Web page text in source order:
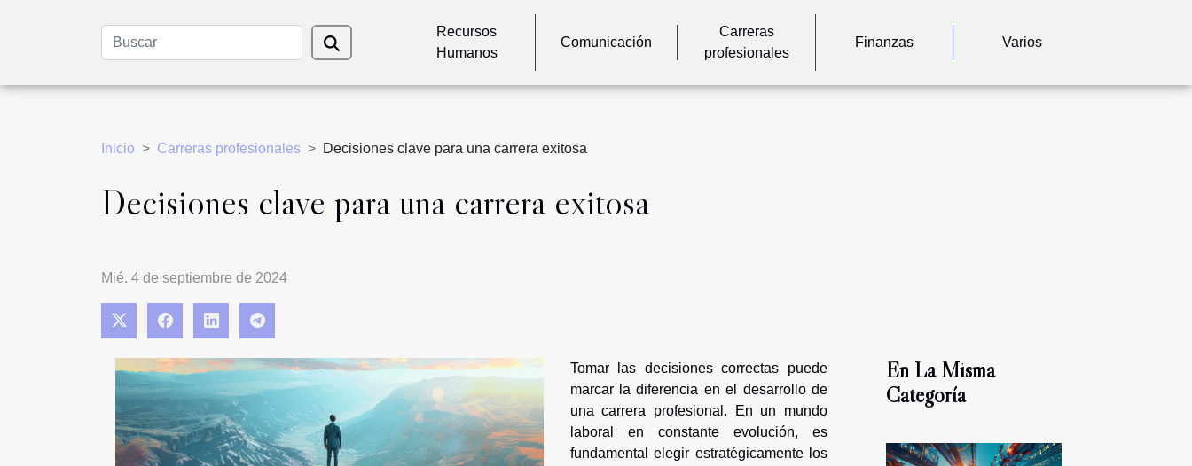
Recursos
Humanos
Comunicación
Carreras
profesionales
Finanzas Varios
Inicio Carreras profesionales Decisiones clave para una carrera exitosa
Decisiones clave para una carrera exitosa
Mié. 4 de septiembre de 2024
Tomar las decisiones correctas puede
marcar la diferencia en el desarrollo de
una carrera profesional. En un mundo
laboral en constante evolución, es
fundamental elegir estratégicamente los
En La Misma
Categoría